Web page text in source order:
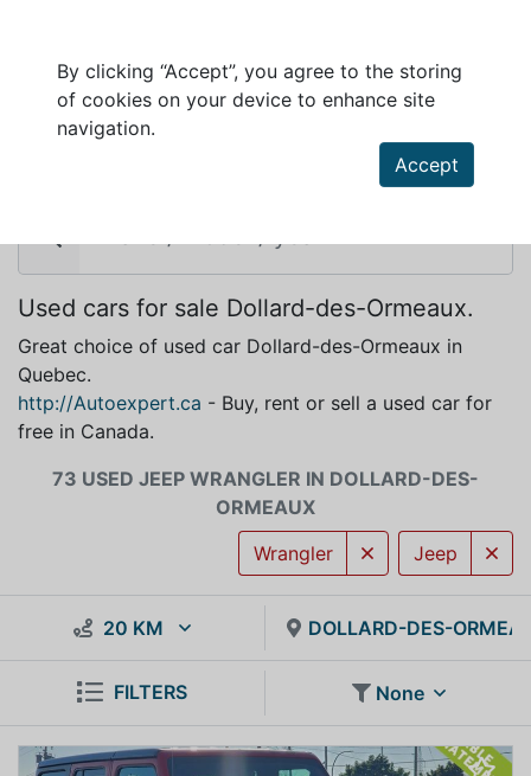
By clicking “Accept”, you agree to the storing
of cookies on your device to enhance site
navigation.
Accept
JEEP WRANGLER FOR SALE IN DOLLARD-
Used cars for sale Dollard-des-Ormeaux.
Great choice of used car Dollard-des-Ormeaux in
Quebec.
http://Autoexpert.ca - Buy, rent or sell a used car for
free in Canada.
73 USED JEEP WRANGLER IN DOLLARD-DES-
ORMEAUX
Jeep
Wrangler
20 KM DOLLARD-DES-
FILTERS None